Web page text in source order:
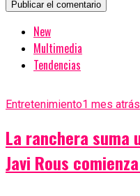
New
Multimedia
Tendencias
Entretenimiento1 mes atrás
La ranchera suma
Javi Rous